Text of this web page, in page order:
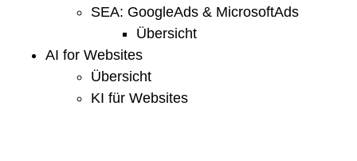
SEA: GoogleAds & MicrosoftAds
Übersicht
AI for Websites
Übersicht
KI für Websites